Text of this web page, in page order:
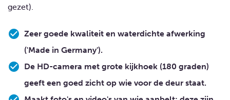
gezet).
Zeer goede kwaliteit en waterdichte afwerking
('Made in Germany').
De HD-camera met grote kijkhoek (180 graden)
geeft een goed zicht op wie voor de deur staat.